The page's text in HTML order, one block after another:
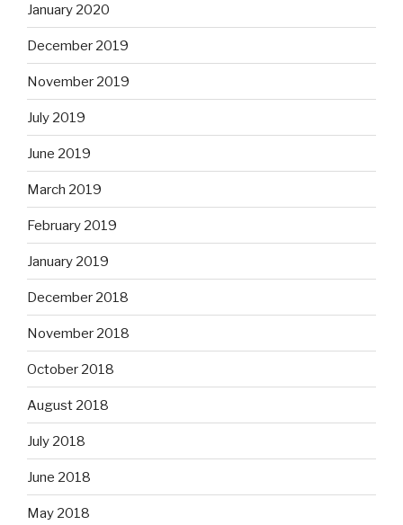
January 2020
December 2019
November 2019
July 2019
June 2019
March 2019
February 2019
January 2019
December 2018
November 2018
October 2018
August 2018
July 2018
June 2018
May 2018